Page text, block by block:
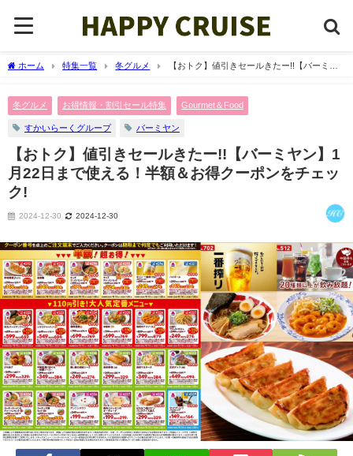
ホーム 特集一覧 冬グルメ
【おトク】値引きセールきたー!!【バーミヤ
冬グルメ お得情報・割引セール特集 Gourmet＆Food
すかいらーくグループ バーミヤン
【おトク】値引きセールきたー!!【バーミヤン】1
月22日まで使える！半額＆お得クーポンをチェッ
ク!
2024-12-30 2024-12-30